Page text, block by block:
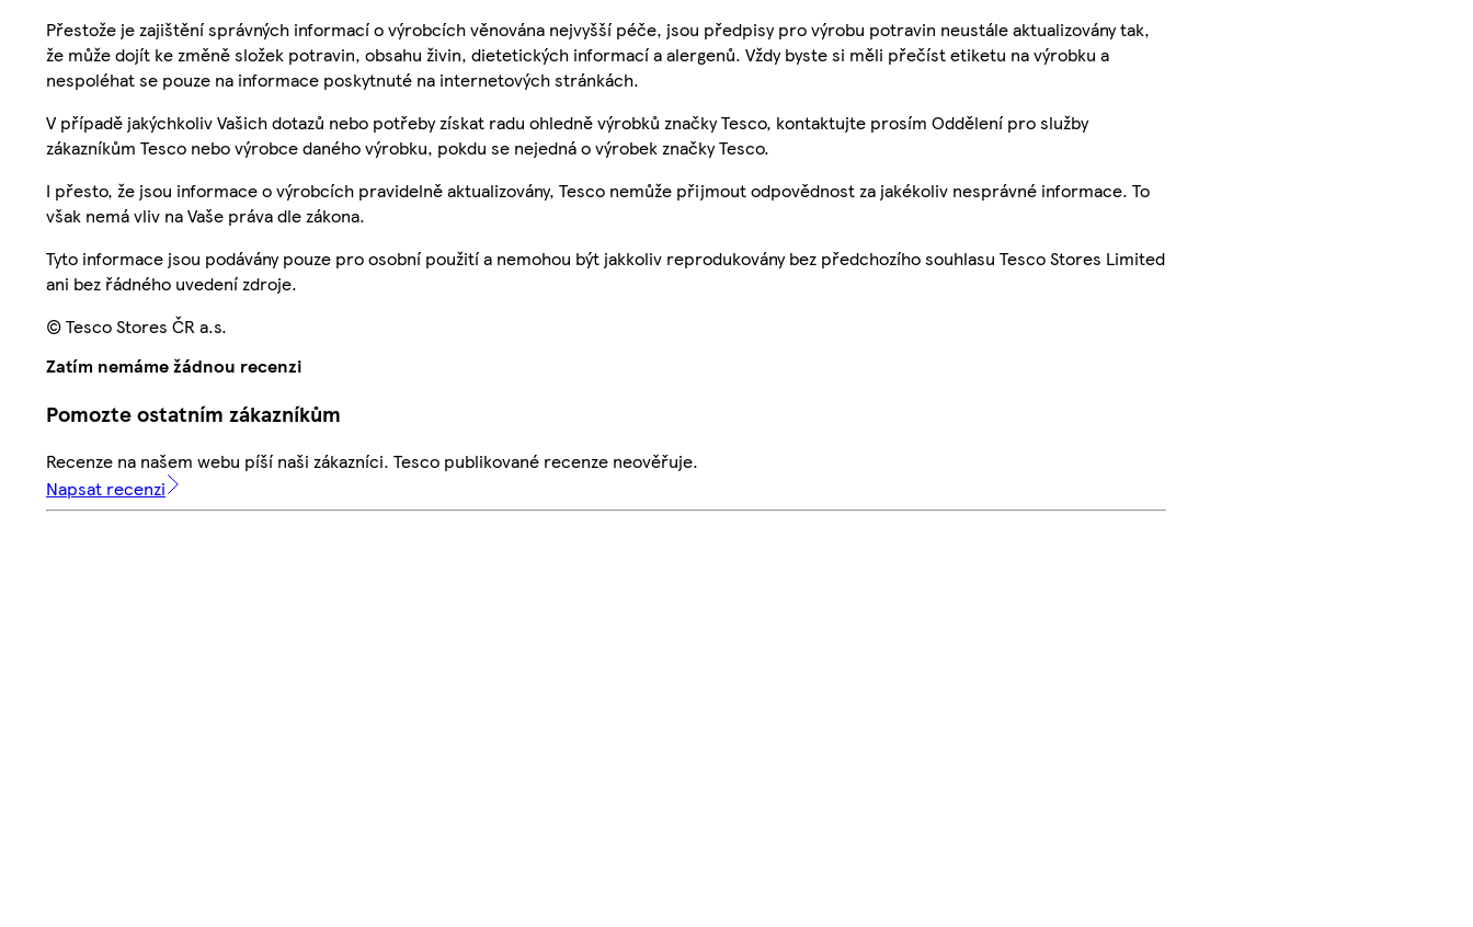
Přestože je zajištění správných informací o výrobcích věnována nejvyšší péče, jsou předpisy pro výrobu potravin neustále aktualizovány tak,
že může dojít ke změně složek potravin, obsahu živin, dietetických informací a alergenů. Vždy byste si měli přečíst etiketu na výrobku a
nespoléhat se pouze na informace poskytnuté na internetových stránkách.
V případě jakýchkoliv Vašich dotazů nebo potřeby získat radu ohledně výrobků značky Tesco, kontaktujte prosím Oddělení pro služby
zákazníkům Tesco nebo výrobce daného výrobku, pokdu se nejedná o výrobek značky Tesco.
I přesto, že jsou informace o výrobcích pravidelně aktualizovány, Tesco nemůže přijmout odpovědnost za jakékoliv nesprávné informace. To
však nemá vliv na Vaše práva dle zákona.
Tyto informace jsou podávány pouze pro osobní použití a nemohou být jakkoliv reprodukovány bez předchozího souhlasu Tesco Stores Limited
ani bez řádného uvedení zdroje.
© Tesco Stores ČR a.s.
Zatím nemáme žádnou recenzi
Pomozte ostatním zákazníkům
Recenze na našem webu píší naši zákazníci. Tesco publikované recenze neověřuje.
Napsat recenzi